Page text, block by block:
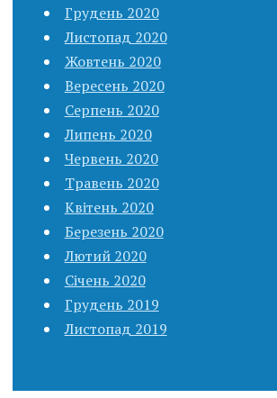
Грудень 2020
Листопад 2020
Жовтень 2020
Вересень 2020
Серпень 2020
Липень 2020
Червень 2020
Травень 2020
Квітень 2020
Березень 2020
Лютий 2020
Січень 2020
Грудень 2019
Листопад 2019